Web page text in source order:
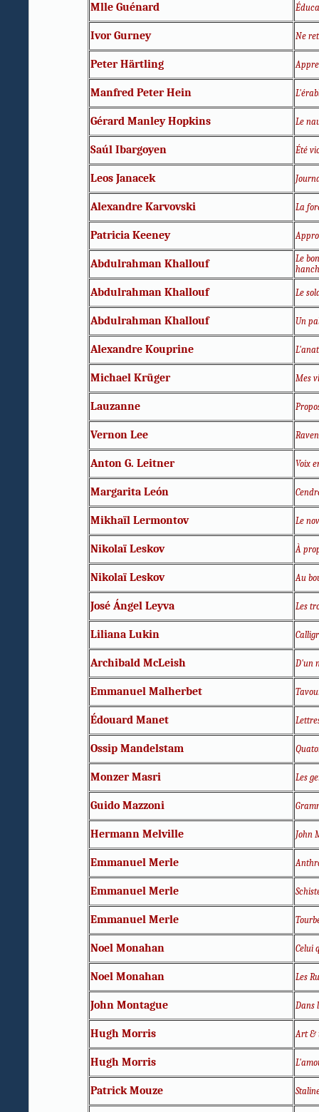
Mlle Guénard
Ivor Gurney Ne
Peter Härtling
Manfred Peter Hein
Gérard Manley Hopkins Le
Saúl Ibargoyen Été
Leos Janacek
Alexandre Karvovski La
Patricia Keeney
Abdulrahman Khallouf
Le
Abdulrahman Khallouf Le
Abdulrahman Khallouf Un
Alexandre Kouprine
Michael Krüger Mes
Lauzanne
Vernon Lee
Anton G. Leitner Voix
Margarita León
Mikhaïl Lermontov Le
Nikolaï Leskov À
Nikolaï Leskov Au
José Ángel Leyva Les
Liliana Lukin
Archibald McLeish D'un
Emmanuel Malherbet
Édouard Manet
Ossip Mandelstam
Monzer Masri Les
Guido Mazzoni
Hermann Melville John
Emmanuel Merle
Emmanuel Merle
Emmanuel Merle
Noel Monahan Celui
Noel Monahan Les
John Montague Dans
Hugh Morris Art &
Hugh Morris
Patrick Mouze